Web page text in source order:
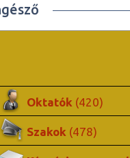
Oktatók (420)
Szakok (478)